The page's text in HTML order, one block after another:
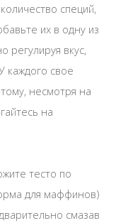
специй,
их в одну из
регулируя вкус,
каждого свое
несмотря на
на
тесто по
для маффинов)
смазав